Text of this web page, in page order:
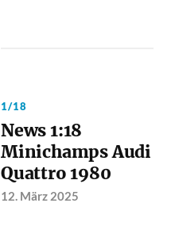
1/18
News 1:18
Minichamps Audi
Quattro 1980
12. März 2025